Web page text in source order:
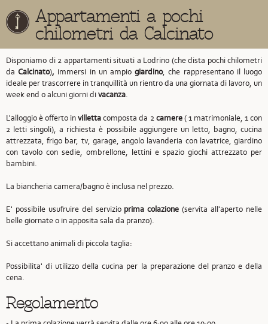
Appartamenti a pochi
chilometri da Calcinato
Disponiamo di 2 appartamenti situati a Lodrino (che dista pochi chilometri
da Calcinato), immersi in un ampiogiardino, che rappresentano il luogo
ideale per trascorrere in tranquillità un rientro da una giornata di lavoro, un
week end o alcuni giorni divacanza.
L'alloggio è offerto invillettacomposta da 2camere( 1 matrimoniale, 1 con
2 letti singoli), a richiesta è possibile aggiungere un letto, bagno, cucina
attrezzata, frigo bar, tv, garage, angolo lavanderia con lavatrice, giardino
con tavolo con sedie, ombrellone, lettini e spazio giochi attrezzato per
bambini.
La biancheria camera/bagno è inclusa nel prezzo.
E' possibile usufruire del servizio prima colazione (servita all'aperto nelle
belle giornate o in apposita sala da pranzo).
Si accettano animali di piccola taglia:
Possibilita' di utilizzo della cucina per la preparazione del pranzo e della
cena.
Regolamento